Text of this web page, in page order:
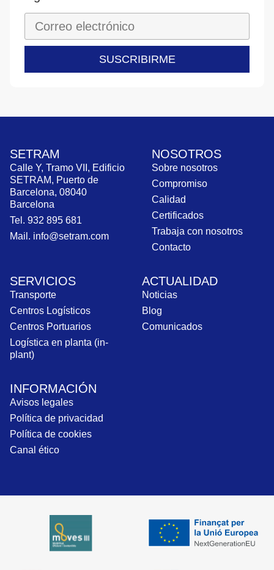
SUSCRIBIRME
SETRAM
Calle Y, Tramo VII, Edificio
SETRAM, Puerto de
Barcelona, 08040
Barcelona
Tel. 932 895 681
Mail. info@setram.com
NOSOTROS
Sobre nosotros
Compromiso
Calidad
Certificados
Trabaja con nosotros
Contacto
SERVICIOS
Transporte
Centros Logísticos
Centros Portuarios
Logística en planta (in-
plant)
ACTUALIDAD
Noticias
Blog
Comunicados
INFORMACIÓN
Avisos legales
Política de privacidad
Política de cookies
Canal ético